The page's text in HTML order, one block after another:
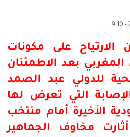
على مكونات
المغربي بعد الاطمئنان
للدولي عبد الصمد
التي تعرض لها
الأخيرة أمام منتخب
أثارت مخاوف الجماهير